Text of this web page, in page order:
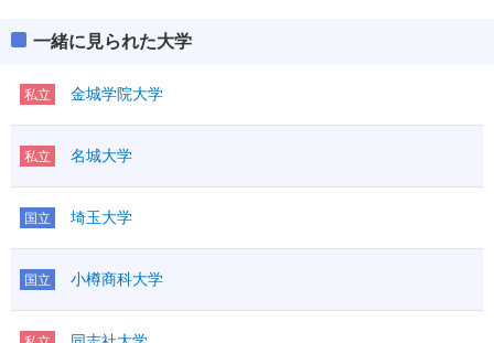
一緒に見られた大学
私立 金城学院大学
私立 名城大学
国立 埼玉大学
国立 小樽商科大学